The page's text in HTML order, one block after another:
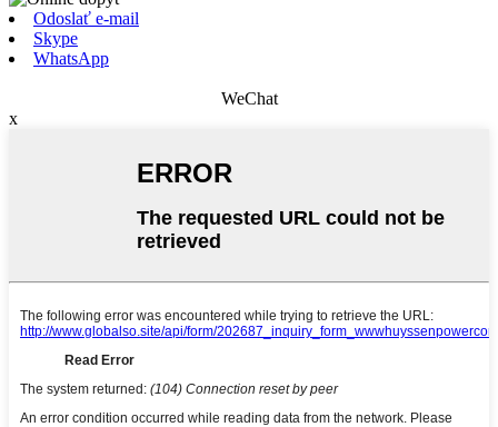
Odoslať e-mail
Skype
WhatsApp
WeChat
x